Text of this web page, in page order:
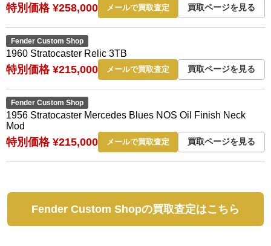
特別価格 ¥258,000 メールで買取査定 買取ページを見る
Fender Custom Shop
1960 Stratocaster Relic 3TB
特別価格 ¥215,000 メールで買取査定 買取ページを見る
Fender Custom Shop
1956 Stratocaster Mercedes Blues NOS Oil Finish Neck
Mod
特別価格 ¥215,000 メールで買取査定 買取ページを見る
Fender Custom Shopの買取査定はこちら